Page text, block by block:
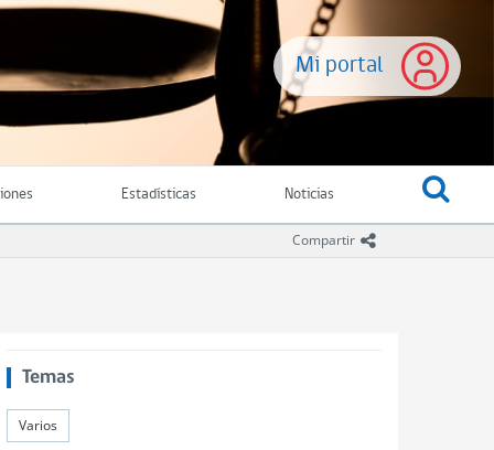
Mi portal
Estadísticas Noticias
Compartir icono compartir
Temas
Varios